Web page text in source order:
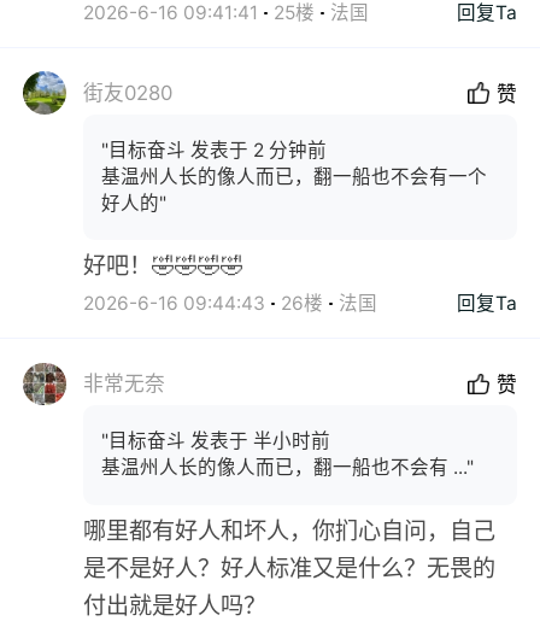
2026-6-16 09:41:41 25楼 法国 回复Ta
街友0280 赞
"目标奋斗 发表于 2 分钟前
基温州人长的像人而已，翻一船也不会有一个
好人的"
好吧！🤣🤣🤣🤣
2026-6-16 09:44:43 26楼 法国 回复Ta
非常无奈 赞
"目标奋斗 发表于 半小时前
基温州人长的像人而已，翻一船也不会有 ..."
哪里都有好人和坏人，你扪心自问，自己
是不是好人？好人标准又是什么？无畏的
付出就是好人吗？